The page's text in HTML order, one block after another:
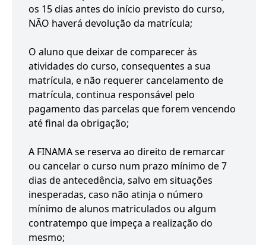
os 15 dias antes do início previsto do curso,
NÃO haverá devolução da matrícula;
O aluno que deixar de comparecer às
atividades do curso, consequentes a sua
matrícula, e não requerer cancelamento de
matrícula, continua responsável pelo
pagamento das parcelas que forem vencendo
até final da obrigação;
A FINAMA se reserva ao direito de remarcar
ou cancelar o curso num prazo mínimo de 7
dias de antecedência, salvo em situações
inesperadas, caso não atinja o número
mínimo de alunos matriculados ou algum
contratempo que impeça a realização do
mesmo;